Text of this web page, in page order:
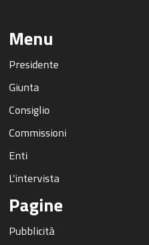
Menu
Presidente
Giunta
Consiglio
Commissioni
Enti
L'intervista
Pagine
Pubblicità